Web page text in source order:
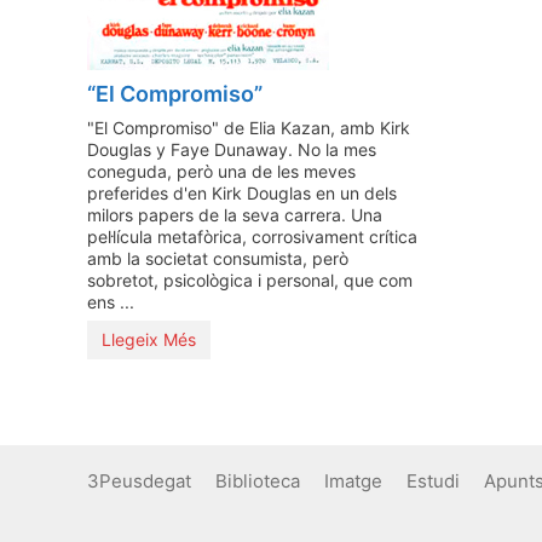
“El Compromiso”
"El Compromiso" de Elia Kazan, amb Kirk
Douglas y Faye Dunaway. No la mes
coneguda, però una de les meves
preferides d'en Kirk Douglas en un dels
milors papers de la seva carrera. Una
pel·lícula metafòrica, corrosivament crítica
amb la societat consumista, però
sobretot, psicològica i personal, que com
ens ...
Llegeix Més
3Peusdegat Biblioteca Imatge Estudi Apunts